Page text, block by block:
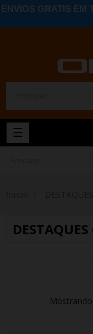
ENVIOS GRATIS EM
Toggle
navigation
☰